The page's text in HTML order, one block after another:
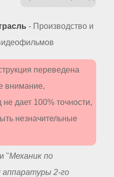
- Производство и
переведена
внимание,
дает 100% точности,
незначительные
"Механик по
аппаратуры 2-го